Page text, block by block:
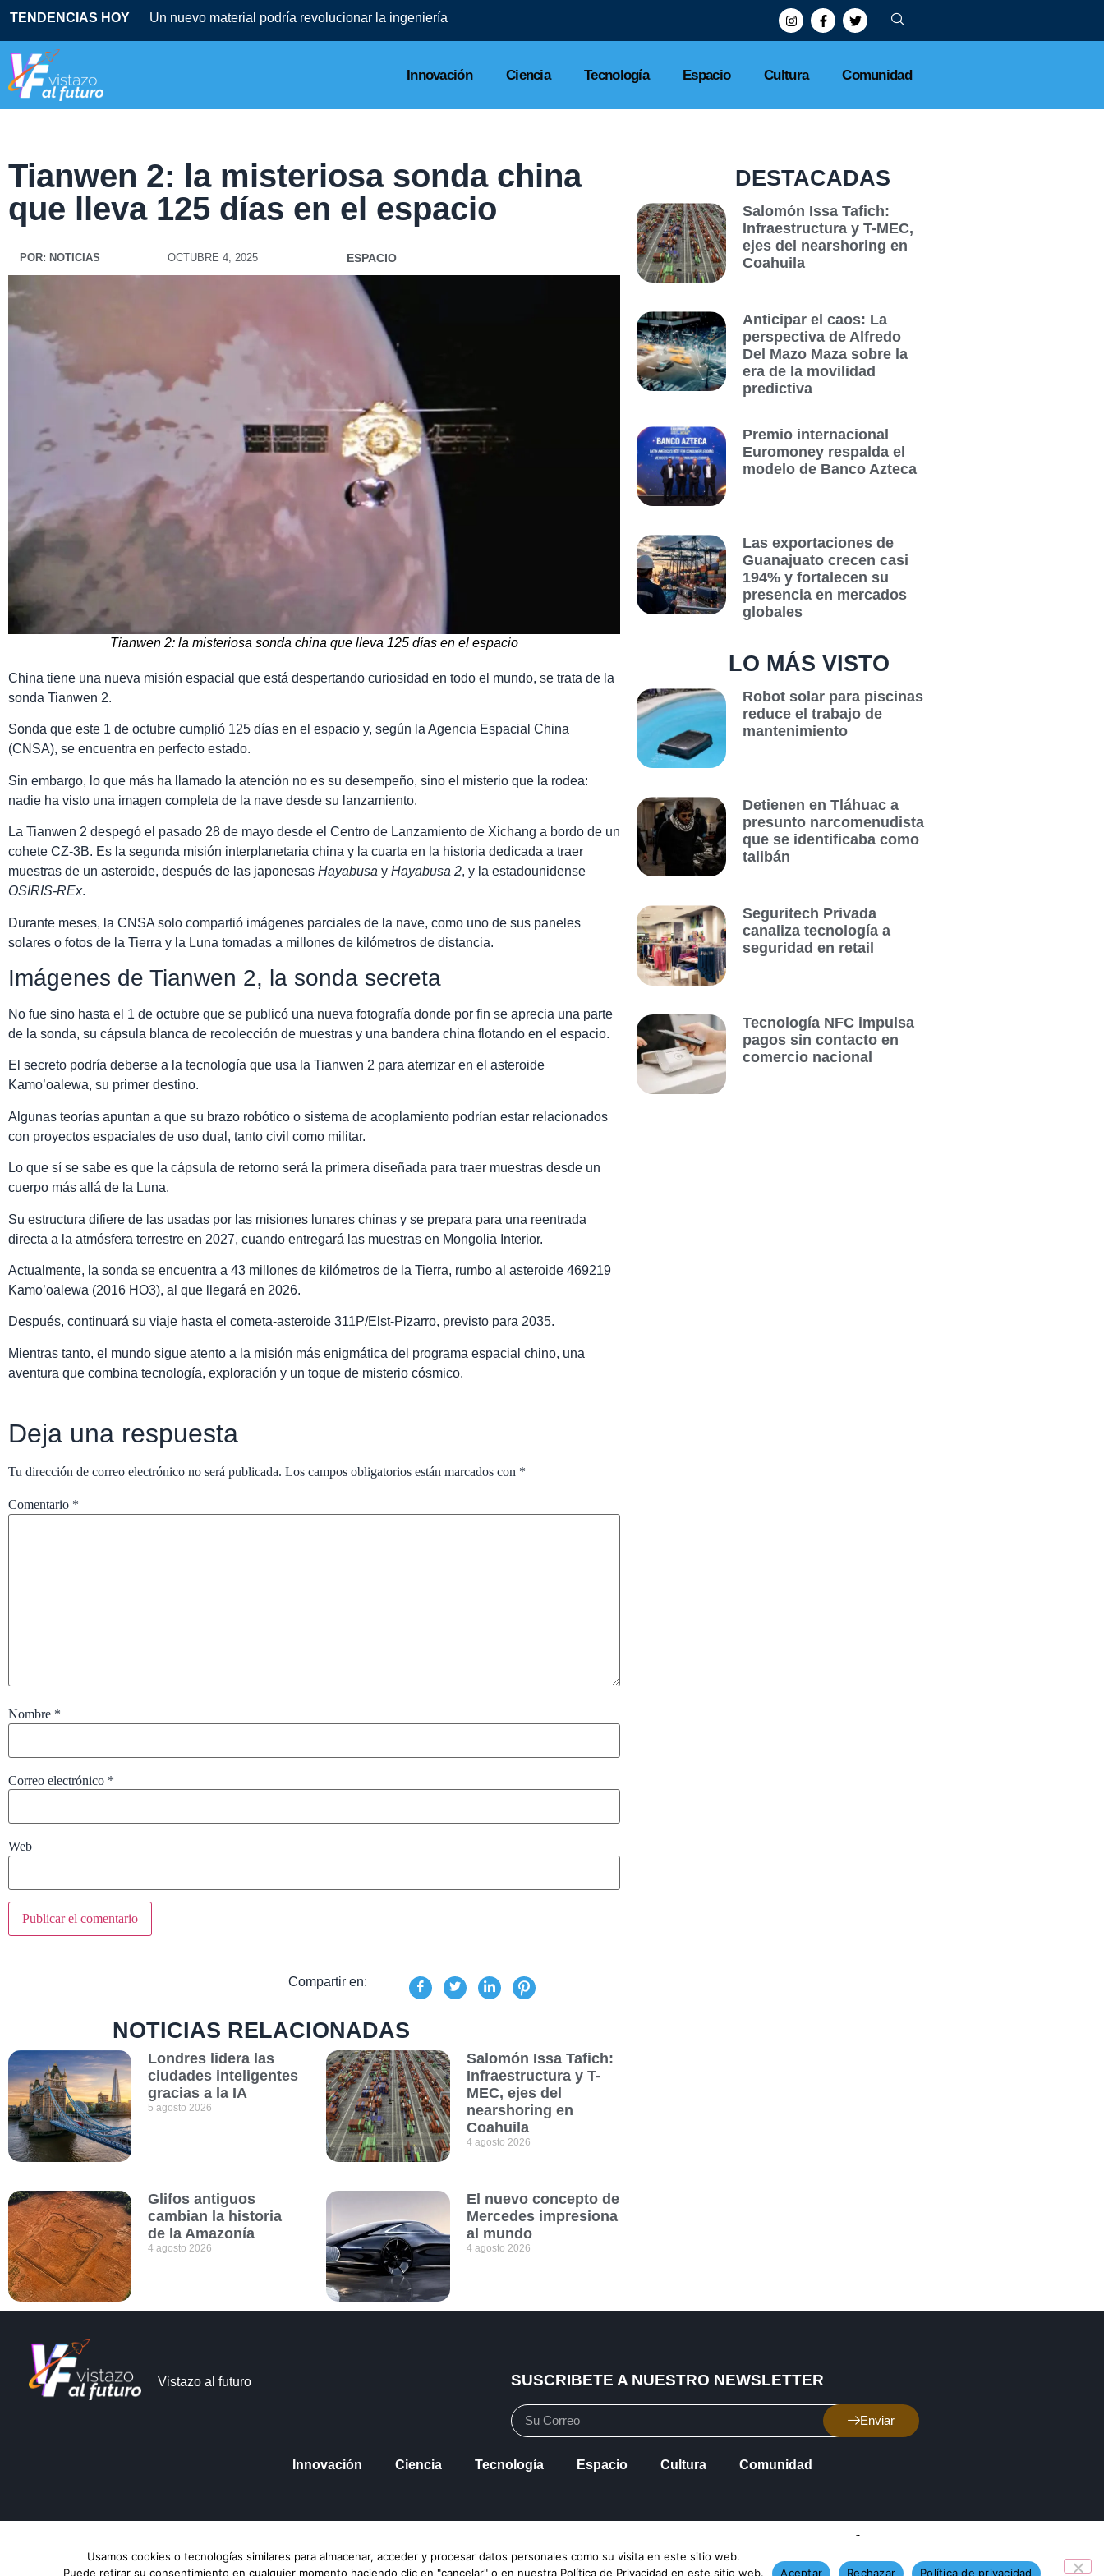
TENDENCIAS HOY Finsus refuerza ciberseguridad y cierra 2025 sin filtraciones
Innovación Ciencia Tecnología Espacio Cultura Comunidad
Tianwen 2: la misteriosa sonda china
que lleva 125 días en el espacio
POR: NOTICIAS OCTUBRE 4, 2025 ESPACIO
Tianwen 2: la misteriosa sonda china que lleva 125 días en el espacio
China tiene una nueva misión espacial que está despertando curiosidad en todo el mundo, se trata de la
sonda Tianwen 2.
Sonda que este 1 de octubre cumplió 125 días en el espacio y, según la Agencia Espacial China
(CNSA), se encuentra en perfecto estado.
Sin embargo, lo que más ha llamado la atención no es su desempeño, sino el misterio que la rodea:
nadie ha visto una imagen completa de la nave desde su lanzamiento.
La Tianwen 2 despegó el pasado 28 de mayo desde el Centro de Lanzamiento de Xichang a bordo de un
cohete CZ-3B. Es la segunda misión interplanetaria china y la cuarta en la historia dedicada a traer
muestras de un asteroide, después de las japonesas Hayabusa y Hayabusa 2, y la estadounidense
OSIRIS-REx.
Durante meses, la CNSA solo compartió imágenes parciales de la nave, como uno de sus paneles
solares o fotos de la Tierra y la Luna tomadas a millones de kilómetros de distancia.
Imágenes de Tianwen 2, la sonda secreta
No fue sino hasta el 1 de octubre que se publicó una nueva fotografía donde por fin se aprecia una parte
de la sonda, su cápsula blanca de recolección de muestras y una bandera china flotando en el espacio.
El secreto podría deberse a la tecnología que usa la Tianwen 2 para aterrizar en el asteroide
Kamo’oalewa, su primer destino.
Algunas teorías apuntan a que su brazo robótico o sistema de acoplamiento podrían estar relacionados
con proyectos espaciales de uso dual, tanto civil como militar.
Lo que sí se sabe es que la cápsula de retorno será la primera diseñada para traer muestras desde un
cuerpo más allá de la Luna.
Su estructura difiere de las usadas por las misiones lunares chinas y se prepara para una reentrada
directa a la atmósfera terrestre en 2027, cuando entregará las muestras en Mongolia Interior.
Actualmente, la sonda se encuentra a 43 millones de kilómetros de la Tierra, rumbo al asteroide 469219
Kamo’oalewa (2016 HO3), al que llegará en 2026.
Después, continuará su viaje hasta el cometa-asteroide 311P/Elst-Pizarro, previsto para 2035.
Mientras tanto, el mundo sigue atento a la misión más enigmática del programa espacial chino, una
aventura que combina tecnología, exploración y un toque de misterio cósmico.
Deja una respuesta
Tu dirección de correo electrónico no será publicada. Los campos obligatorios están marcados con *
Comentario *
Nombre *
Correo electrónico *
Web
Compartir en:
NOTICIAS RELACIONADAS
Londres lidera las
ciudades inteligentes
gracias a la IA
5 agosto 2026
Salomón Issa Tafich:
Infraestructura y T-
MEC, ejes del
nearshoring en
Coahuila
4 agosto 2026
Glifos antiguos
cambian la historia
de la Amazonía
4 agosto 2026
El nuevo concepto de
Mercedes impresiona
al mundo
4 agosto 2026
DESTACADAS
Salomón Issa Tafich:
Infraestructura y T-MEC,
ejes del nearshoring en
Coahuila
Anticipar el caos: La
perspectiva de Alfredo
Del Mazo Maza sobre la
era de la movilidad
predictiva
Premio internacional
Euromoney respalda el
modelo de Banco Azteca
Las exportaciones de
Guanajuato crecen casi
194% y fortalecen su
presencia en mercados
globales
LO MÁS VISTO
Robot solar para piscinas
reduce el trabajo de
mantenimiento
Detienen en Tláhuac a
presunto narcomenudista
que se identificaba como
talibán
Seguritech Privada
canaliza tecnología a
seguridad en retail
Tecnología NFC impulsa
pagos sin contacto en
comercio nacional
Vistazo al futuro SUSCRIBETE A NUESTRO NEWSLETTER
Enviar
Innovación Ciencia Tecnología Espacio Cultura Comunidad
Usamos cookies o tecnologías similares para almacenar, acceder y procesar datos personales como su visita en este sitio web.
Puede retirar su consentimiento en cualquier momento haciendo clic en "cancelar" o en nuestra Política de Privacidad en este sitio web.
Aceptar Rechazar Política de privacidad